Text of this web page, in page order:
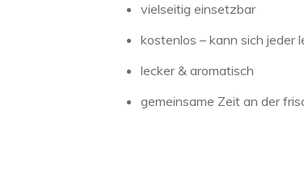
vielseitig einsetzbar
kostenlos – kann sich jeder
lecker & aromatisch
gemeinsame Zeit an der